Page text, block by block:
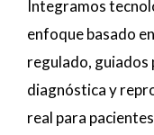
Integramos
enfoque basado
regulado,
diagnóstica y
real para